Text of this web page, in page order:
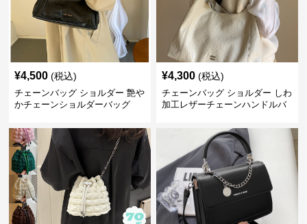
¥4,500 (税込)
チェーンバッグ ショルダー 艶や
かチェーンショルダーバッグ
¥4,300 (税込)
チェーンバッグ ショルダー しわ
加工レザーチェーンハンドルバ